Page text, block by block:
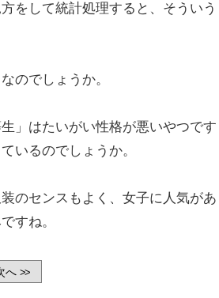
をして統計処理すると、そういう
のでしょうか。
」はたいがい性格が悪いやつです
いるのでしょうか。
のセンスもよく、女子に人気があ
すね。
へ >>